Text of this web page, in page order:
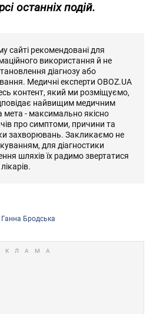
останніх подій.
сайті рекомендовані для
використання й не
діагнозу або
Медичні експерти OBOZ.UA
контент, який ми розміщуємо,
найвищим медичним
- максимально якісно
про симптоми, причини та
захворювань. Закликаємо не
для діагностики
шляхів їх радимо звертатися
Бродська